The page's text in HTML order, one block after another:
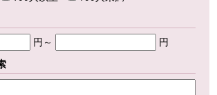
円～
円